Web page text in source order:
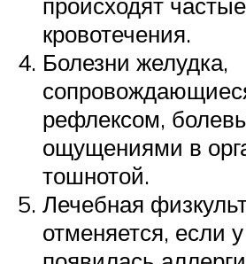
кровотечения.
Болезни желудка,
рефлексом,
ощущениями в
тошнотой.
Лечебная
отменяется, если